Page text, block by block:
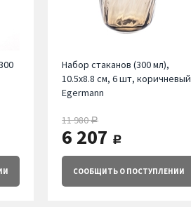
Набор стаканов (300 мл),
10.5х8.8 см, 6 шт, коричневый
Egermann
11 980руб.
6 207 руб.
СООБЩИТЬО ПОСТУПЛЕНИИ